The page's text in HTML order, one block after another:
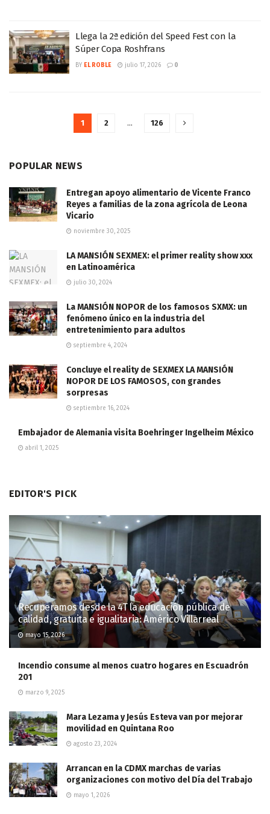
Llega la 2ª edición del Speed Fest con la
Súper Copa Roshfrans
BY EL ROBLE julio 17, 2026 0
1 2 … 126
POPULAR NEWS
Entregan apoyo alimentario de Vicente Franco
Reyes a familias de la zona agrícola de Leona
Vicario
noviembre 30, 2025
LA MANSIÓN SEXMEX: el primer reality show xxx
en Latinoamérica
julio 30, 2024
La MANSIÓN NOPOR de los famosos SXMX: un
fenómeno único en la industria del
entretenimiento para adultos
septiembre 4, 2024
Concluye el reality de SEXMEX LA MANSIÓN
NOPOR DE LOS FAMOSOS, con grandes
sorpresas
septiembre 16, 2024
Embajador de Alemania visita Boehringer Ingelheim México
abril 1, 2025
EDITOR'S PICK
Recuperamos desde la 4T la educación pública de
calidad, gratuita e igualitaria: Américo Villarreal
mayo 15, 2026
Incendio consume al menos cuatro hogares en Escuadrón
201
marzo 9, 2025
Mara Lezama y Jesús Esteva van por mejorar
movilidad en Quintana Roo
agosto 23, 2024
Arrancan en la CDMX marchas de varias
organizaciones con motivo del Día del Trabajo
mayo 1, 2026